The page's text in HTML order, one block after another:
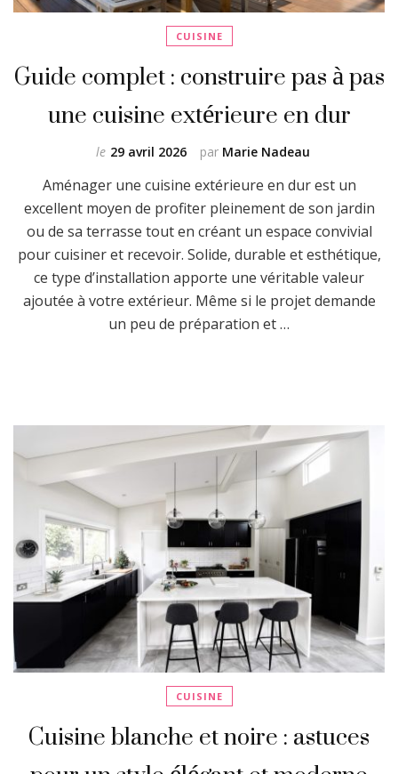
CUISINE
Guide complet : construire pas à pas
une cuisine extérieure en dur
par Marie Nadeau
le 29 avril 2026
Aménager une cuisine extérieure en dur est un
excellent moyen de profiter pleinement de son jardin
ou de sa terrasse tout en créant un espace convivial
pour cuisiner et recevoir. Solide, durable et esthétique,
ce type d’installation apporte une véritable valeur
ajoutée à votre extérieur. Même si le projet demande
un peu de préparation et …
CUISINE
Cuisine blanche et noire : astuces